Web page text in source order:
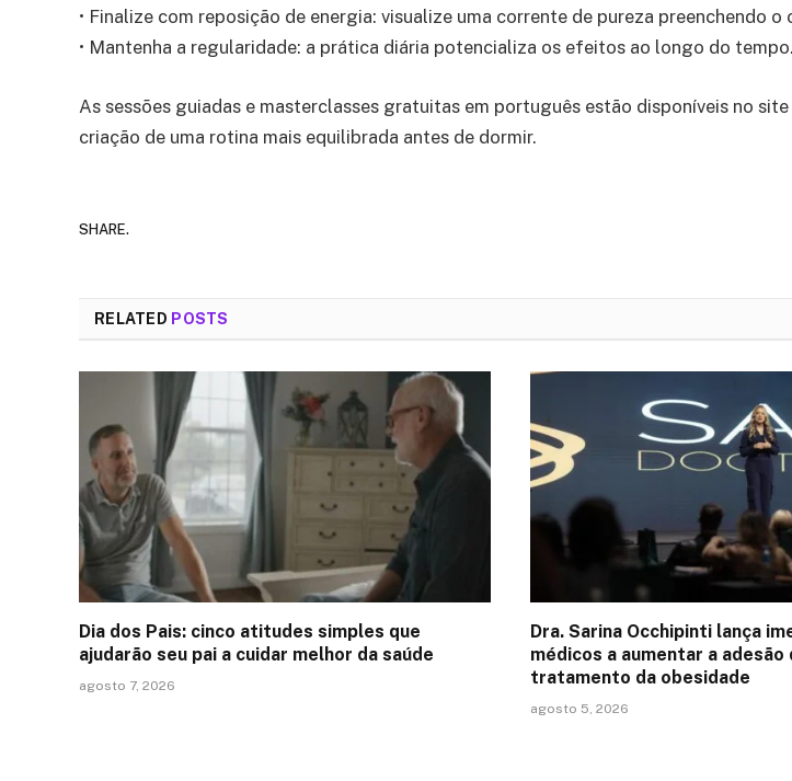
• Finalize com reposição de energia: visualize uma corrente de pureza preenchendo
• Mantenha a regularidade: a prática diária potencializa os efeitos ao longo do tempo.
As sessões guiadas e masterclasses gratuitas em português estão disponíveis no site
criação de uma rotina mais equilibrada antes de dormir.
SHARE.
RELATED POSTS
Dia dos Pais: cinco atitudes simples que
ajudarão seu pai a cuidar melhor da saúde
agosto 7, 2026
Dra. Sarina Occhipinti lança
médicos a aumentar a
tratamento da obesidade
agosto 5, 2026